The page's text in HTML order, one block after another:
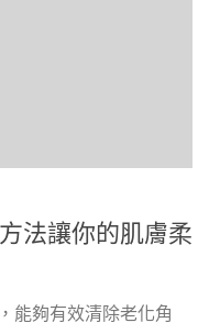
法讓你的肌膚柔
能夠有效清除老化角